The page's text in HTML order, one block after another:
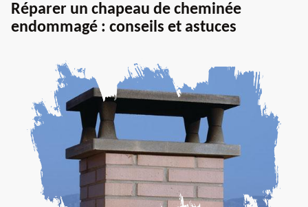
Réparer un chapeau de cheminée
endommagé : conseils et astuces